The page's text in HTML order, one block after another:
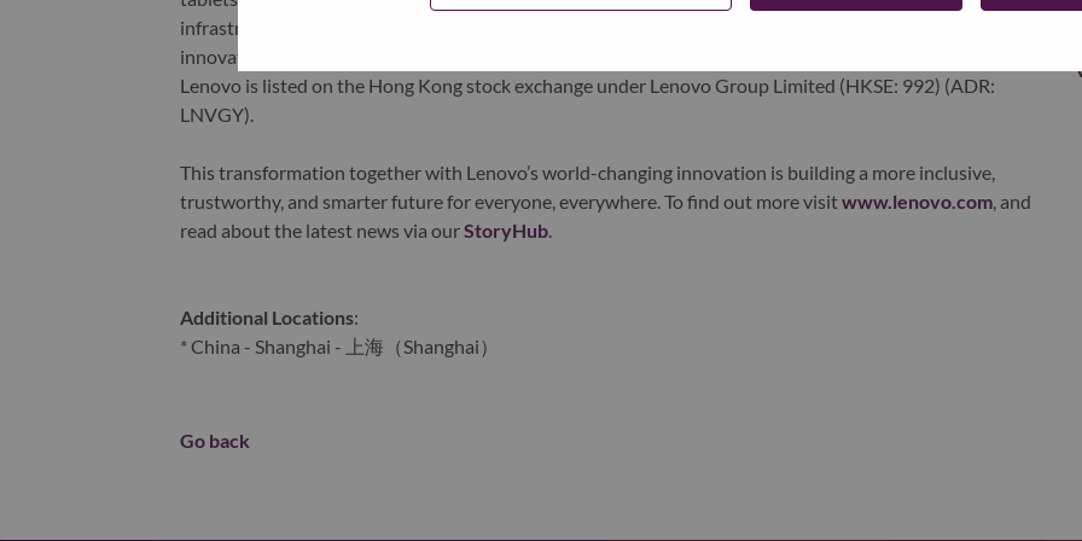
infrastructure), software, solutions, and services. Lenovo’s continued investment in world-changing
innovation is building a more equitable, trustworthy, and smarter future for everyone, everywhere.
Lenovo is listed on the Hong Kong stock exchange under Lenovo Group Limited (HKSE: 992) (ADR:
LNVGY).
This transformation together with Lenovo’s world-changing innovation is building a more inclusive,
trustworthy, and smarter future for everyone, everywhere. To find out more visitwww.lenovo.com, and
read about the latest news via ourStoryHub.
Additional Locations:
* China - Shanghai - 上海（Shanghai）
Go back